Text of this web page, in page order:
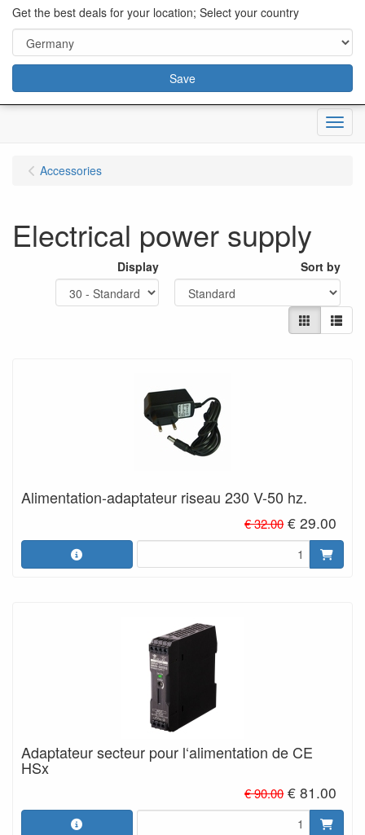
content="18/11/2025″/>
Menu
Accessories
Electrical power supply
Display Sort by
Alimentation-adaptateur riseau 230 V-50 hz.
€ 32.00 € 29.00
Adaptateur secteur pour l‘alimentation de CE
HSx
€ 90.00 € 81.00
Get the best deals for your location; Select your country
Save